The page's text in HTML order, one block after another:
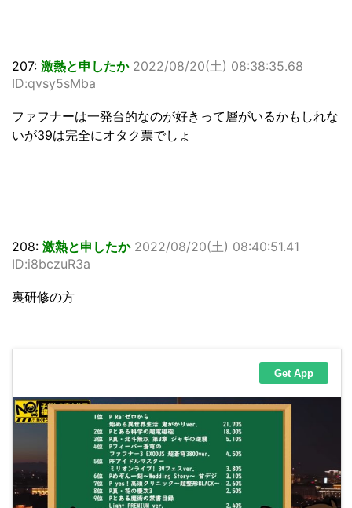
207: 激熱と申したか 2022/08/20(土) 08:38:35.68
ID:qvsy5sMba
ファフナーは一発台的なのが好きって層がいるかもしれな
いが39は完全にオタク票でしょ
208: 激熱と申したか 2022/08/20(土) 08:40:51.41
ID:i8bczuR3a
裏研修の方